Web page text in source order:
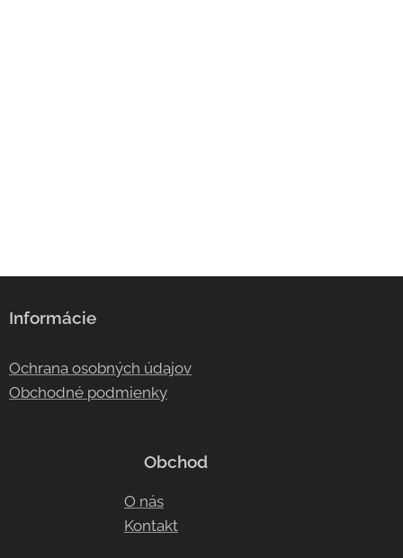
Informácie
Ochrana osobných údajov
Obchodné podmienky
Obchod
O nás
Kontakt